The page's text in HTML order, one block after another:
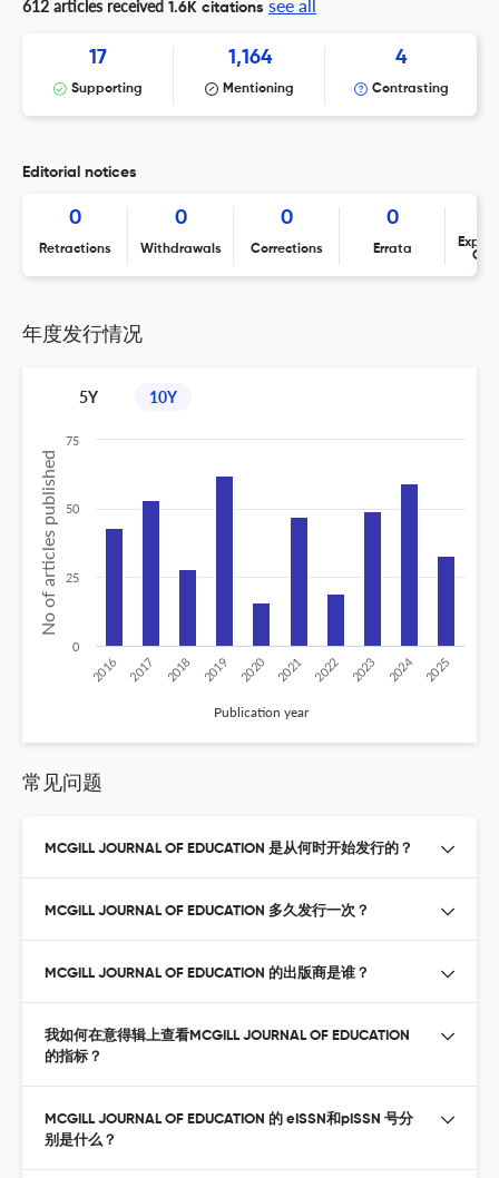
612 articles received 1.6K citations see all
17
Supporting
1,164
Mentioning
4
Contrasting
Editorial notices
0
Retractions
0
Withdrawals
0
Corrections
0
Errata
年度发行情况
5Y 10Y
No of articles published
Publication year
2016 2017 2018 2019 2020 2021 2022 2023 2024 2025
0
25
50
75
常见问题
MCGILL JOURNAL OF EDUCATION 是从何时开始发行的？
MCGILL JOURNAL OF EDUCATION 多久发行一次？
MCGILL JOURNAL OF EDUCATION 的出版商是谁？
我如何在意得辑上查看MCGILL JOURNAL OF EDUCATION
的指标？
MCGILL JOURNAL OF EDUCATION 的 eISSN和pISSN 号分
别是什么？